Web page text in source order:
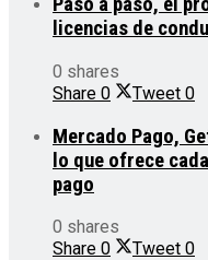
licencias de
0 shares
Share 0 Tweet 0
Mercado Pago,
lo que ofrece
pago
0 shares
Share 0 Tweet 0